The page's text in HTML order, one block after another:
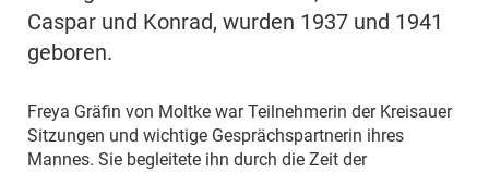
Caspar und Konrad, wurden 1937 und 1941
geboren.
Freya Gräfin von Moltke war Teilnehmerin der Kreisauer
Sitzungen und wichtige Gesprächspartnerin ihres
Mannes. Sie begleitete ihn durch die Zeit der